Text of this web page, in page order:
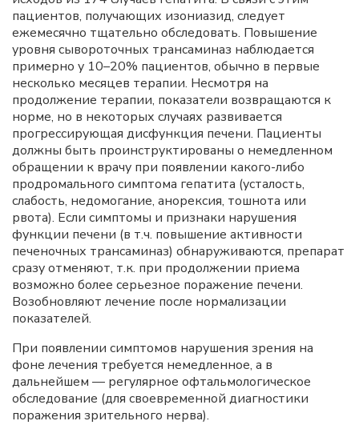
пациентов, получающих изониазид, следует
ежемесячно тщательно обследовать. Повышение
уровня сывороточных трансаминаз наблюдается
примерно у 10–20% пациентов, обычно в первые
несколько месяцев терапии. Несмотря на
продолжение терапии, показатели возвращаются к
норме, но в некоторых случаях развивается
прогрессирующая дисфункция печени. Пациенты
должны быть проинструктированы о немедленном
обращении к врачу при появлении какого-либо
продромального симптома гепатита (усталость,
слабость, недомогание, анорексия, тошнота или
рвота). Если симптомы и признаки нарушения
функции печени (в т.ч. повышение активности
печеночных трансаминаз) обнаруживаются, препарат
сразу отменяют, т.к. при продолжении приема
возможно более серьезное поражение печени.
Возобновляют лечение после нормализации
показателей.
При появлении симптомов нарушения зрения на
фоне лечения требуется немедленное, а в
дальнейшем — регулярное офтальмологическое
обследование (для своевременной диагностики
поражения зрительного нерва).